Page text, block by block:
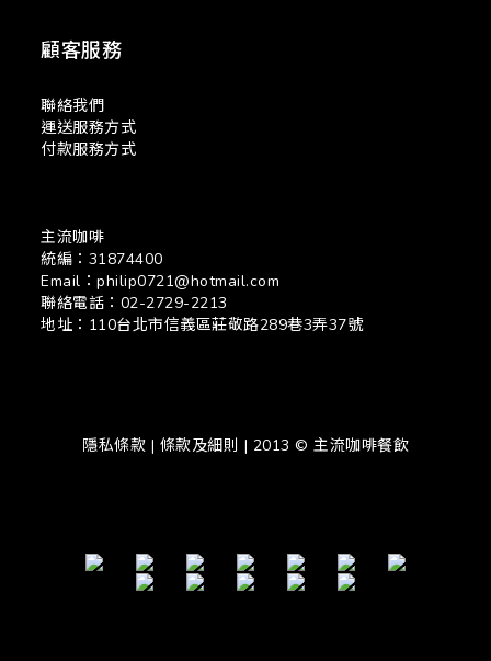
顧客服務
聯絡我們
運送服務方式
付款服務方式
主流咖啡
統編：31874400
Email：philip0721@hotmail.com
聯絡電話：02-2729-2213
地址：110台北市信義區莊敬路289巷3弄37號
隱私條款 | 條款及細則 | 2013 © 主流咖啡餐飲